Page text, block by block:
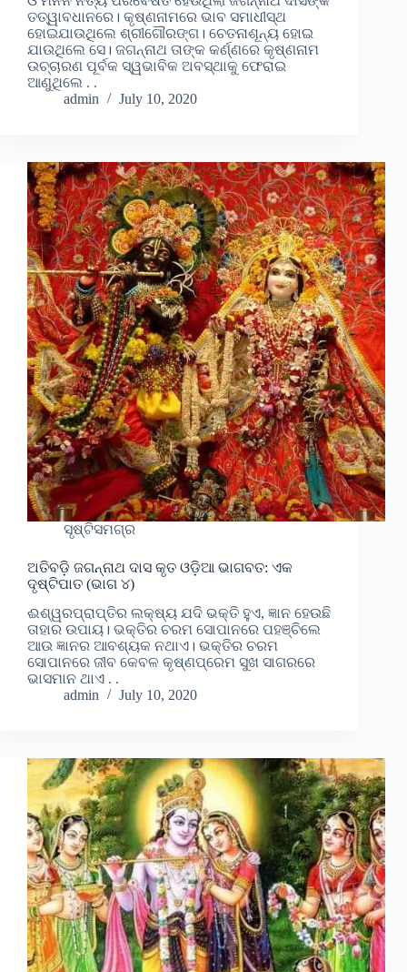
ତତ୍ୱାବଧାନରେ। କୃଷ୍ଣନାମରେ ଭାବ ସମାଧୀସ୍ଥ
ହୋଇଯାଉଥିଲେ ଶ୍ରୀଗୌରଙ୍ଗ। ଚେତନାଶୂନ୍ୟ ହୋଇ
ଯାଉଥିଲେ ସେ। ଜଗନ୍ନାଥ ତାଙ୍କ କର୍ଣ୍ଣରେ କୃଷ୍ଣନାମ
ଉଚ୍ଚାରଣ ପୂର୍ବକ ସ୍ୱଭାବିକ ଅବସ୍ଥାକୁ ଫେରାଇ
ଆଣୁଥିଲେ . .
admin
July 10, 2020
ସୃଷ୍ଟିସମଗ୍ର
ଅତିବଡ଼ି ଜଗନ୍ନାଥ ଦାସ କୃତ ଓଡ଼ିଆ ଭାଗବତ: ଏକ
ଦୃଷ୍ଟିପାତ (ଭାଗ ୪)
ଈଶ୍ୱରପ୍ରାପ୍ତିର ଲକ୍ଷ୍ୟ ଯଦି ଭକ୍ତି ହୁଏ, ଜ୍ଞାନ ହେଉଛି
ତାହାର ଉପାୟ। ଭକ୍ତିର ଚରମ ସୋପାନରେ ପହଞ୍ଚିଲେ
ଆଉ ଜ୍ଞାନର ଆବଶ୍ୟକ ନଥାଏ। ଭକ୍ତିର ଚରମ
ସୋପାନରେ ଜୀବ କେବଳ କୃଷ୍ଣପ୍ରେମ ସୁଖ ସାଗରରେ
ଭାସମାନ ଥାଏ . .
admin
July 10, 2020